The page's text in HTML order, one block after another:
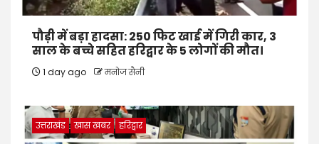
पौड़ी में बड़ा हादसा: 250 फिट खाई में गिरी कार, 3
साल के बच्चे सहित हरिद्वार के 5 लोगों की मौत।
1 day ago मनोज सैनी
उत्तराखंड खास खबर हरिद्वार